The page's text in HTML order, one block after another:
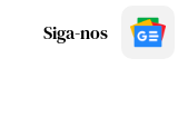
Siga-nos